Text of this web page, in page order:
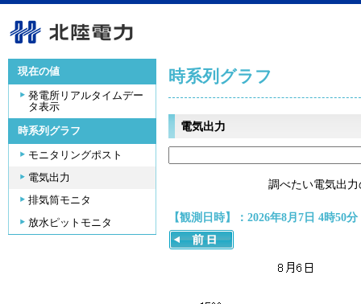
現在の値
発電所リアルタイムデー
タ表示
時系列グラフ
モニタリングポスト
電気出力
排気筒モニタ
放水ピットモニタ
時系列グラフ
電気出力
調べたい電気出
【観測日時】：2026年8月7日 4時50分